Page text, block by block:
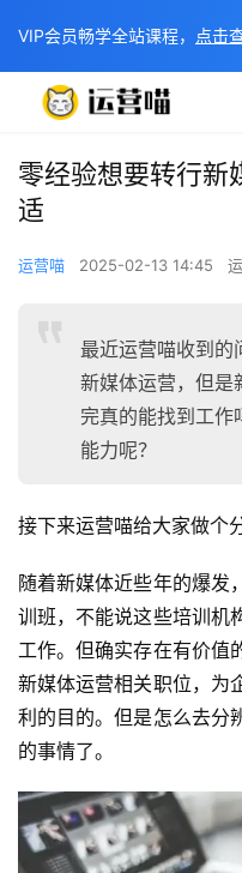
零经验想要转行新
适
运营喵 2025-02-13 14:45
最近运营喵收到的
新媒体运营，但是
完真的能找到工作
能力呢？
接下来运营喵给大家做个
随着新媒体近些年的爆发
训班，不能说这些培训机
工作。但确实存在有价值
新媒体运营相关职位，为
利的目的。但是怎么去分
的事情了。
VIP会员畅学全站课程， 点击